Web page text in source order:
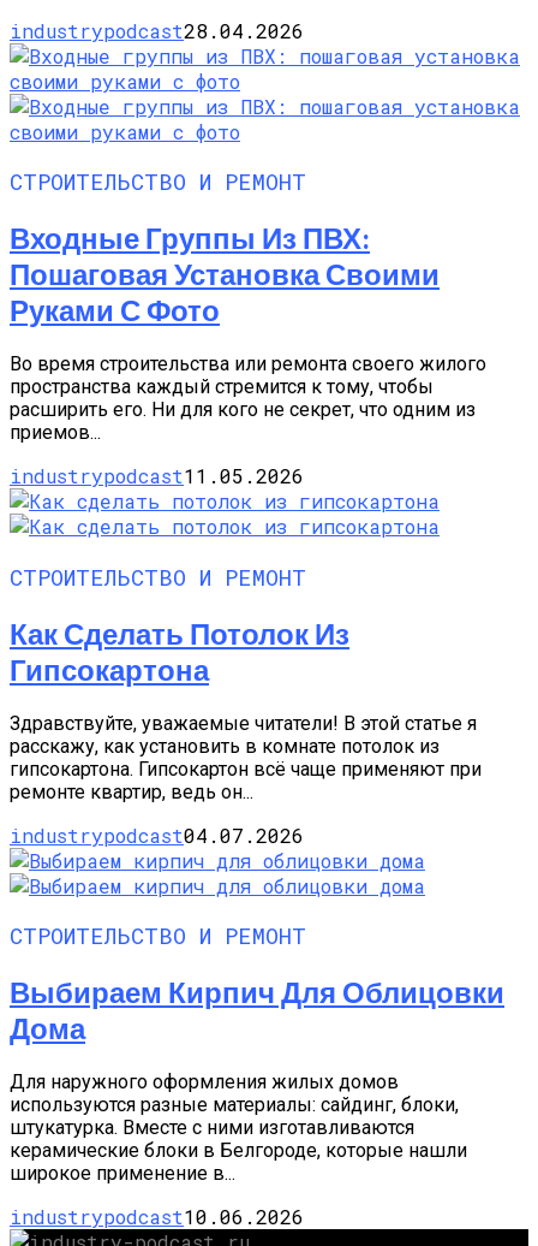
industrypodcast28.04.2026
СТРОИТЕЛЬСТВО И РЕМОНТ
Входные Группы Из ПВХ:
Пошаговая Установка Своими
Руками С Фото
Во время строительства или ремонта своего жилого
пространства каждый стремится к тому, чтобы
расширить его. Ни для кого не секрет, что одним из
приемов...
industrypodcast11.05.2026
СТРОИТЕЛЬСТВО И РЕМОНТ
Как Сделать Потолок Из
Гипсокартона
Здравствуйте, уважаемые читатели! В этой статье я
расскажу, как установить в комнате потолок из
гипсокартона. Гипсокартон всё чаще применяют при
ремонте квартир, ведь он...
industrypodcast04.07.2026
СТРОИТЕЛЬСТВО И РЕМОНТ
Выбираем Кирпич Для Облицовки
Дома
Для наружного оформления жилых домов
используются разные материалы: сайдинг, блоки,
штукатурка. Вместе с ними изготавливаются
керамические блоки в Белгороде, которые нашли
широкое применение в...
industrypodcast10.06.2026